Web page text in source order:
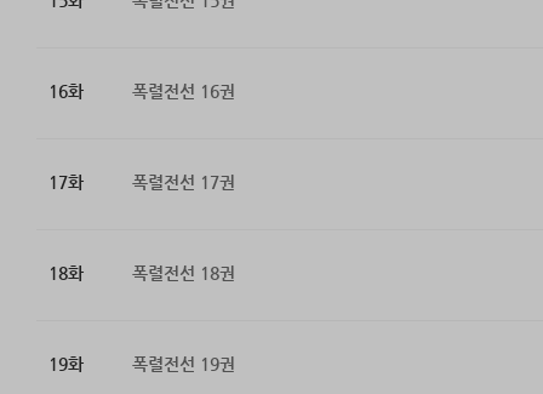
16화 폭렬전선 16권
17화 폭렬전선 17권
18화 폭렬전선 18권
19화 폭렬전선 19권